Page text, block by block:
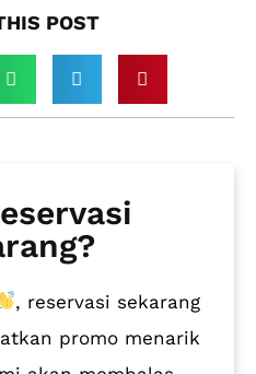
POST​
, reservasi sekarang
promo menarik